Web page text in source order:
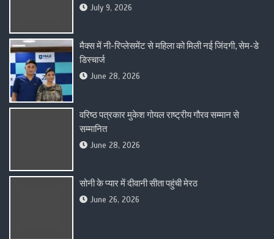
July 9, 2026
मैक्स में नी-रिप्लेसमेंट से महिला को मिली नई जिंदगी, सेम-डे
डिस्चार्ज
June 28, 2026
वरिष्ठ पत्रकार मुकेश गोयल राष्ट्रीय गौरव सम्मान से
सम्मानित
June 28, 2026
सोनी के प्यार में दीवानी सीता पहुंची मेरठ
June 26, 2026